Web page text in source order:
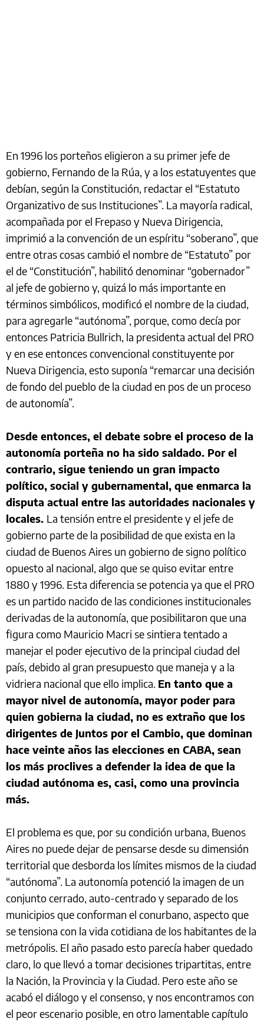
En 1996 los porteños eligieron a su primer jefe de
gobierno, Fernando de la Rúa, y a los estatuyentes que
debían, según la Constitución, redactar el “Estatuto
Organizativo de sus Instituciones”. La mayoría radical,
acompañada por el Frepaso y Nueva Dirigencia,
imprimió a la convención de un espíritu “soberano”, que
entre otras cosas cambió el nombre de “Estatuto” por
el de “Constitución”, habilitó denominar “gobernador”
al jefe de gobierno y, quizá lo más importante en
términos simbólicos, modificó el nombre de la ciudad,
para agregarle “autónoma”, porque, como decía por
entonces Patricia Bullrich, la presidenta actual del PRO
y en ese entonces convencional constituyente por
Nueva Dirigencia, esto suponía “remarcar una decisión
de fondo del pueblo de la ciudad en pos de un proceso
de autonomía”.
Desde entonces, el debate sobre el proceso de la
autonomía porteña no ha sido saldado. Por el
contrario, sigue teniendo un gran impacto
político, social y gubernamental, que enmarca la
disputa actual entre las autoridades nacionales y
locales. La tensión entre el presidente y el jefe de
gobierno parte de la posibilidad de que exista en la
ciudad de Buenos Aires un gobierno de signo político
opuesto al nacional, algo que se quiso evitar entre
1880 y 1996. Esta diferencia se potencia ya que el PRO
es un partido nacido de las condiciones institucionales
derivadas de la autonomía, que posibilitaron que una
figura como Mauricio Macri se sintiera tentado a
manejar el poder ejecutivo de la principal ciudad del
país, debido al gran presupuesto que maneja y a la
vidriera nacional que ello implica. En tanto que a
mayor nivel de autonomía, mayor poder para
quien gobierna la ciudad, no es extraño que los
dirigentes de Juntos por el Cambio, que dominan
hace veinte años las elecciones en CABA, sean
los más proclives a defender la idea de que la
ciudad autónoma es, casi, como una provincia
más.
El problema es que, por su condición urbana, Buenos
Aires no puede dejar de pensarse desde su dimensión
territorial que desborda los límites mismos de la ciudad
“autónoma”. La autonomía potenció la imagen de un
conjunto cerrado, auto-centrado y separado de los
municipios que conforman el conurbano, aspecto que
se tensiona con la vida cotidiana de los habitantes de la
metrópolis. El año pasado esto parecía haber quedado
claro, lo que llevó a tomar decisiones tripartitas, entre
la Nación, la Provincia y la Ciudad. Pero este año se
acabó el diálogo y el consenso, y nos encontramos con
el peor escenario posible, en otro lamentable capítulo